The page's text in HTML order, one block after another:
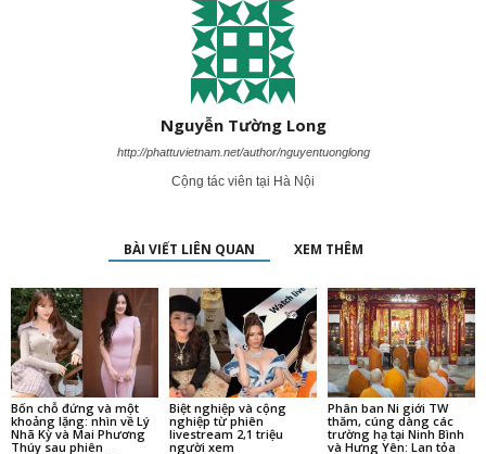
Nguyễn Tường Long
http://phattuvietnam.net/author/nguyentuonglong
Cộng tác viên tại Hà Nội
BÀI VIẾT LIÊN QUAN XEM THÊM
Bốn chỗ đứng và một
khoảng lặng: nhìn về Lý
Nhã Kỳ và Mai Phương
Thúy sau phiên
Biệt nghiệp và cộng
nghiệp từ phiên
livestream 2,1 triệu
người xem
Phân ban Ni giới TW
thăm, cúng dàng các
trường hạ tại Ninh Bình
và Hưng Yên: Lan tỏa